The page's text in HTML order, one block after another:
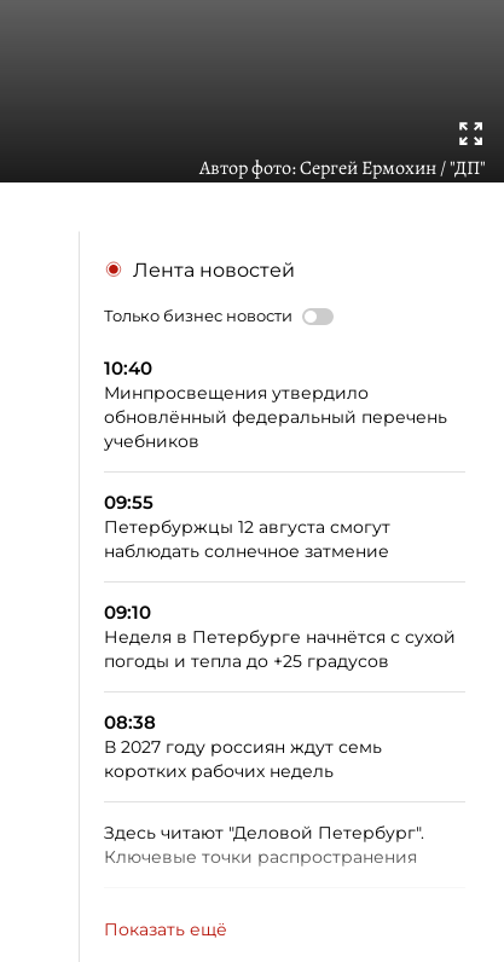
Автор фото:Сергей Ермохин / "ДП"
Лента новостей
Только бизнес новости
10:40
Минпросвещения утвердило
обновлённый федеральный перечень
учебников
09:55
Петербуржцы 12 августа смогут
наблюдать солнечное затмение
09:10
Неделя в Петербурге начнётся с сухой
погоды и тепла до +25 градусов
08:38
В 2027 году россиян ждут семь
коротких рабочих недель
Здесь читают "Деловой Петербург".
Ключевые точки распространения
Показать ещё